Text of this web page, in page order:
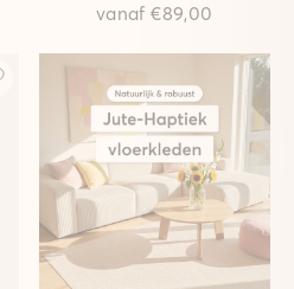
vanaf€89,00